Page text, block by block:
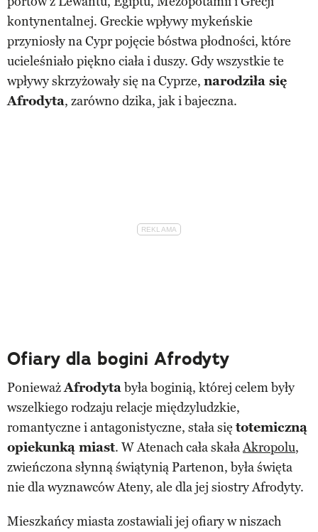
kontynentalnej. Greckie wpływy mykeńskie
przyniosły na Cypr pojęcie bóstwa płodności, które
ucieleśniało piękno ciała i duszy. Gdy wszystkie te
wpływy skrzyżowały się na Cyprze, narodziła się
Afrodyta, zarówno dzika, jak i bajeczna.
Ofiary dla bogini Afrodyty
PonieważAfrodytabyła boginią, której celem były
wszelkiego rodzaju relacje międzyludzkie,
romantyczne i antagonistyczne, stała się totemiczną
opiekunką miast. W Atenach cała skałaAkropolu,
zwieńczona słynną świątynią Partenon, była święta
nie dla wyznawców Ateny, ale dla jej siostry Afrodyty.
Mieszkańcy miasta zostawiali jej ofiary w niszach